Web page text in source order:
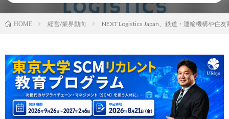
HOME 経営/業界動向 NEXT Logistics Japan、鉄道・運輸機構や住